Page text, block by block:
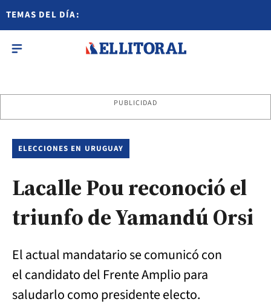
TEMAS DEL DÍA:
PUBLICIDAD
ELECCIONES EN URUGUAY
Lacalle Pou reconoció el
triunfo de Yamandú Orsi
El actual mandatario se comunicó con
el candidato del Frente Amplio para
saludarlo como presidente electo.